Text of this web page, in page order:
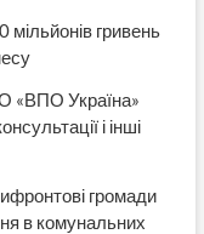
мільйонів гривень
«ВПО Україна»
і інші
громади
в комунальних